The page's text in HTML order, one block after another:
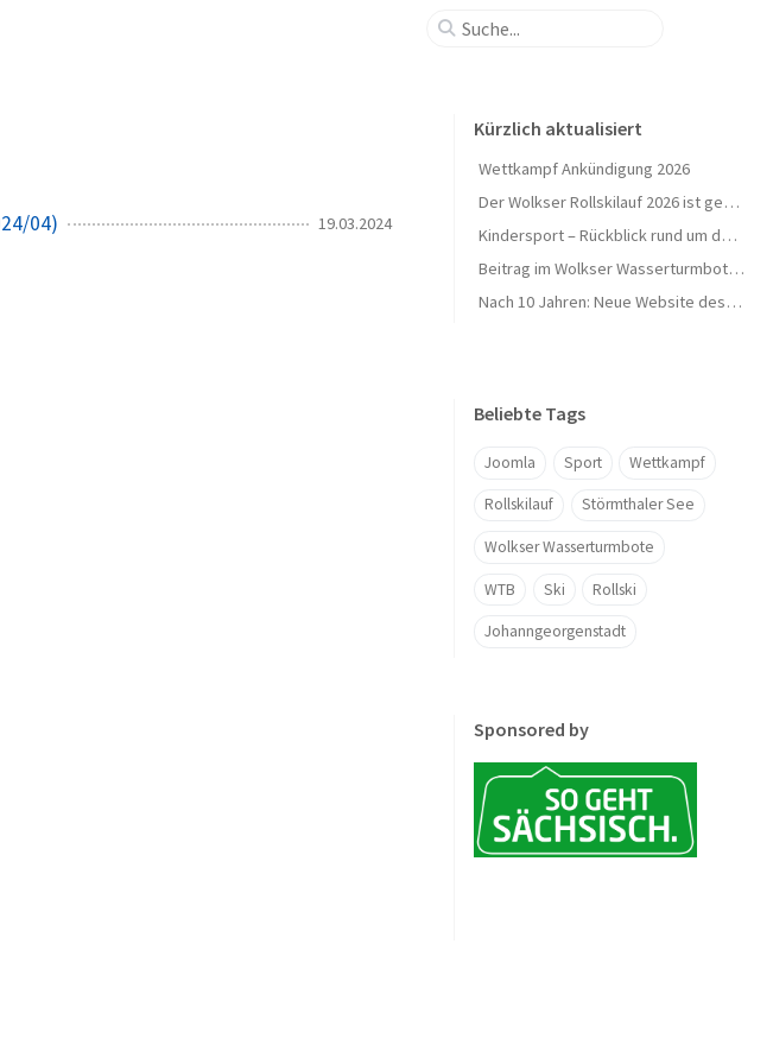
04) 19.03.2024
Kürzlich aktualisiert
Wettkampf Ankündigung 2026
Der Wolkser Rollskilauf 2026 ist geschafft – Ein herzliches Dankeschön!
Kindersport – Rückblick rund um den Herbst 🍁
Beitrag im Wolkser Wasserturmbote (Ausgabe 2025/09)
Nach 10 Jahren: Neue Website des L58-Ski geht online 🎉
Beliebte Tags
Joomla Sport Wettkampf
Rollskilauf Störmthaler See
Wolkser Wasserturmbote
WTB Ski Rollski
Johanngeorgenstadt
Sponsored by